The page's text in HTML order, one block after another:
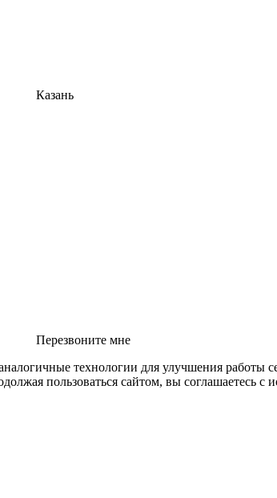
Казань
Перезвоните мне
технологии для улучшения работы
пользоваться сайтом, вы соглашаетесь